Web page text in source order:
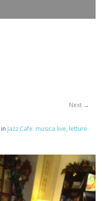
Next →
in Jazz Cafe: musica live, letture